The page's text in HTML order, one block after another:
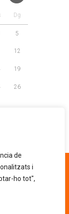
de
i
ho tot",
Dg
5
12
19
26